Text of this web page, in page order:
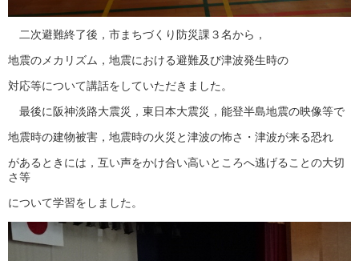
二次避難終了後，市まちづくり防災課３名から，
地震のメカリズム，地震における避難及び津波発生時の
対応等について講話をしていただきました。
最後に阪神淡路大震災，東日本大震災，能登半島地震の映像等で
地震時の建物被害，地震時の火災と津波の怖さ・津波が来る恐れ
があるときには，互い声をかけ合い高いところへ逃げることの大切
さ等
について学習をしました。